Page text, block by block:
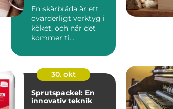
En skärbräda är ett
ovärderligt verktyg i
köket, och när det
kommer ti...
30. okt
Sprutspackel: En
innovativ teknik